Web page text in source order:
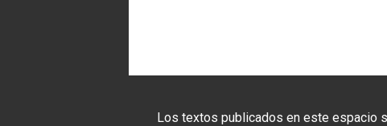
Los textos publicados en este espacio